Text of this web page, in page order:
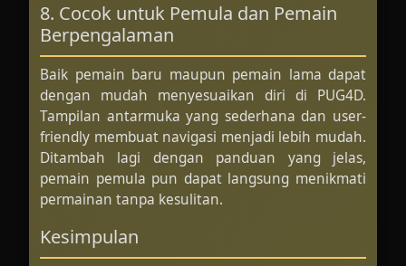
8. Cocok untuk Pemula dan Pemain
Berpengalaman
Baik pemain baru maupun pemain lama dapat
dengan mudah menyesuaikan diri di PUG4D.
Tampilan antarmuka yang sederhana dan user-
friendly membuat navigasi menjadi lebih mudah.
Ditambah lagi dengan panduan yang jelas,
pemain pemula pun dapat langsung menikmati
permainan tanpa kesulitan.
Kesimpulan